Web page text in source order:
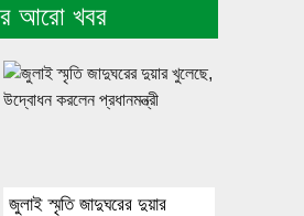
আরো খবর
জুলাই স্মৃতি জাদুঘরের দুয়ার